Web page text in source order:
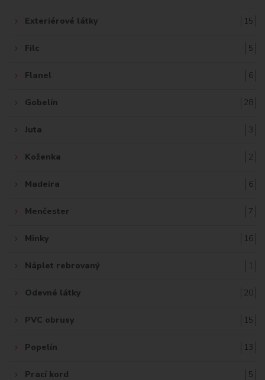
Exteriérové látky 15
Filc 5
Flanel 6
Gobelín 28
Juta 3
Koženka 2
Madeira 6
Menčester 7
Minky 16
Náplet rebrovaný 1
Odevné látky 20
PVC obrusy 15
Popelín 13
Prací kord 5